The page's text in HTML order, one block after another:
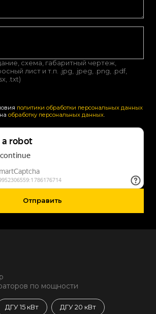
схема, габаритный чертеж,
лист и т.п. .jpg, .jpeg, .png, .pdf,
.txt)
политики обработки персональных данных
обработку персональных данных
Отправить
по мощности
ДГУ 15 кВт ДГУ 20 кВт